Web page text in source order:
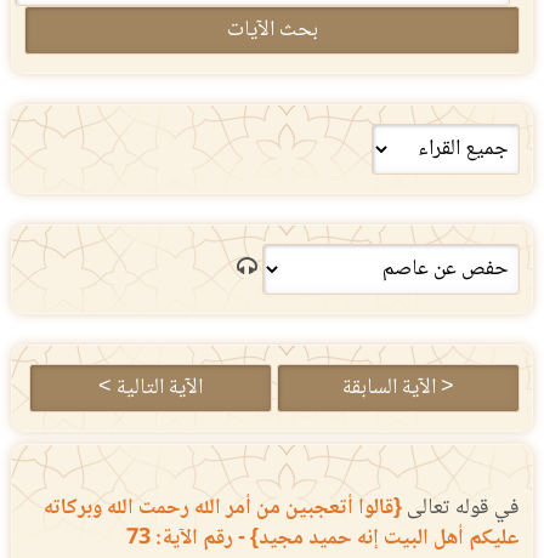
بحث الآيات
< الآية السابقة الآية التالية >
في قوله تعالى{قالوا أتعجبين من أمر الله رحمت الله وبركاته
عليكم أهل البيت إنه حميد مجيد} - رقم الآية: 73